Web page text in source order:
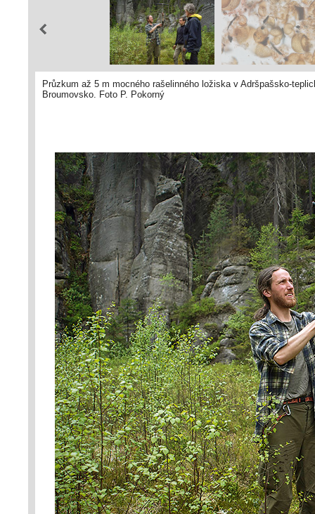
Průzkum až 5 m mocného rašelinného ložiska v Adršpašsko-
Broumovsko. Foto P. Pokorný